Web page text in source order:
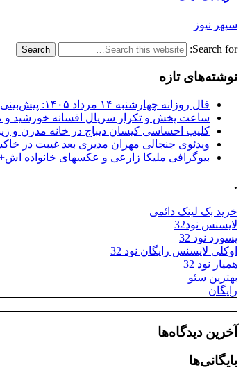
سپهر نیوز
Search for:
نوشته‌های تازه
فال روزانه چهارشنبه ۱۴ مرداد ۱۴۰۵: پیش‌بینی‌های شخصی برای امروز
ساعت پخش و تکرار سریال افسانه خورشید و
کلیپ احساسی کیسان دیباج در خانه مدرن و
ویدئوی جنجالی مهران مدیری بعد غیبت در
بیوگرافی ملیکا زارعی و عکسهای خانواده
.
خرید بک لینک دائمی
لایسنس نود32
پسورد نود 32
اوکلی لایسنس رایگان نود 32
همیار نود 32
بهترین سئو
رایگان
آخرین دیدگاه‌ها
بایگانی‌ها